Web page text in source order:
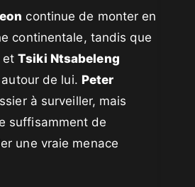
continue de monter en
continentale, tandis que
Tsiki Ntsabeleng
de lui. Peter
à surveiller, mais
suffisamment de
une vraie menace